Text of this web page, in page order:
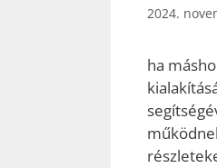
2024.
ha